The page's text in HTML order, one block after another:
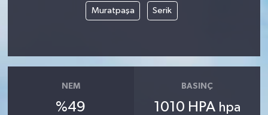
Muratpaşa Serik
NEM
%49
BASINÇ
1010 HPA hpa
Kilimli
Kültür - Sanat